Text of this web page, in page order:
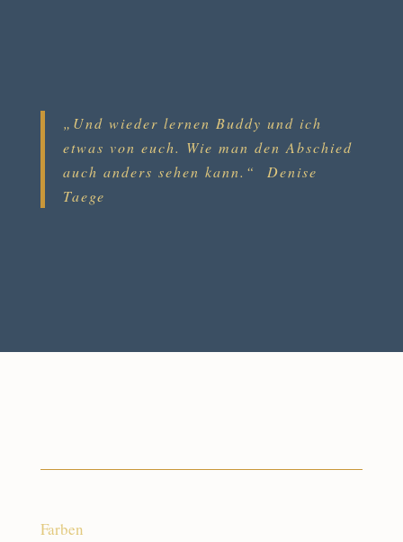
„Und wieder lernen Buddy und ich
etwas von euch. Wie man den Abschied
auch anders sehen kann.“
Denise
Taege
Farben